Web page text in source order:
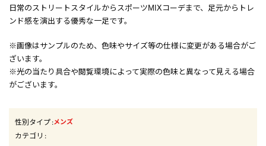
日常のストリートスタイルからスポーツMIXコーデまで、足元からトレ
ンド感を演出する優秀な一足です。
※画像はサンプルのため、色味やサイズ等の仕様に変更がある場合がご
ざいます。
※光の当たり具合や閲覧環境によって実際の色味と異なって見える場合
がございます。
性別タイプ:メンズ
カテゴリ :